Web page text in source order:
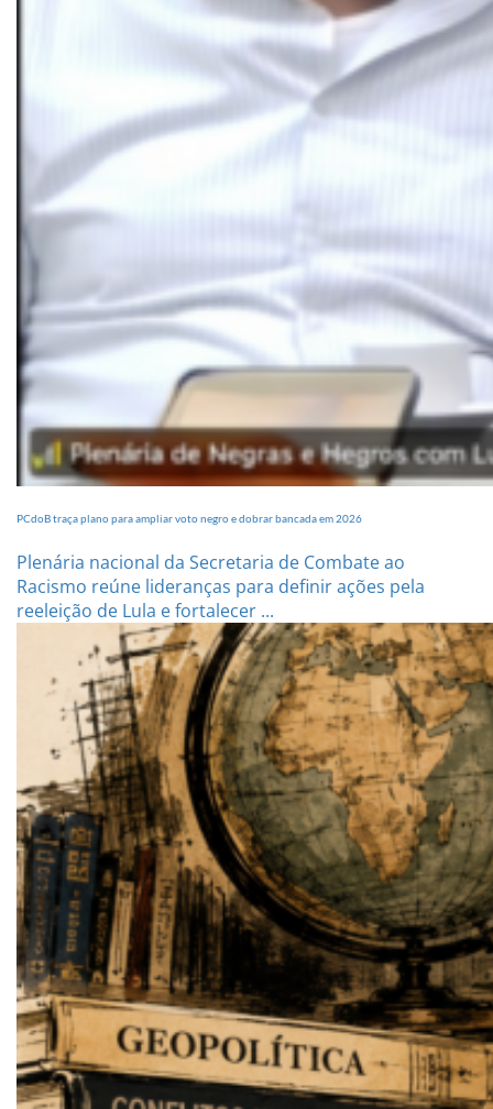
PCdoB traça plano para ampliar voto negro e dobrar bancada em 2026
Plenária nacional da Secretaria de Combate ao
Racismo reúne lideranças para definir ações pela
reeleição de Lula e fortalecer ...